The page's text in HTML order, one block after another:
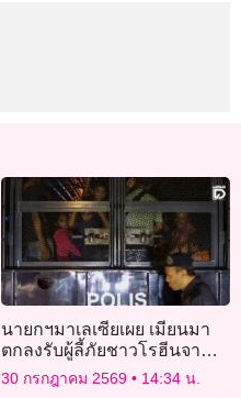
นายกฯมาเลเซียเผย เมียนมา
ตกลงรับผู้ลี้ภัยชาวโรฮีนจา
5,000 คน
30 กรกฎาคม 2569 14:34 น.